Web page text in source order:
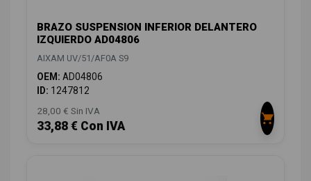
BRAZO SUSPENSION INFERIOR DELANTERO
IZQUIERDO AD04806
AIXAM UV/51/AF0A S9
OEM: AD04806
ID: 1247812
28,00 € Sin IVA
33,88 € Con IVA